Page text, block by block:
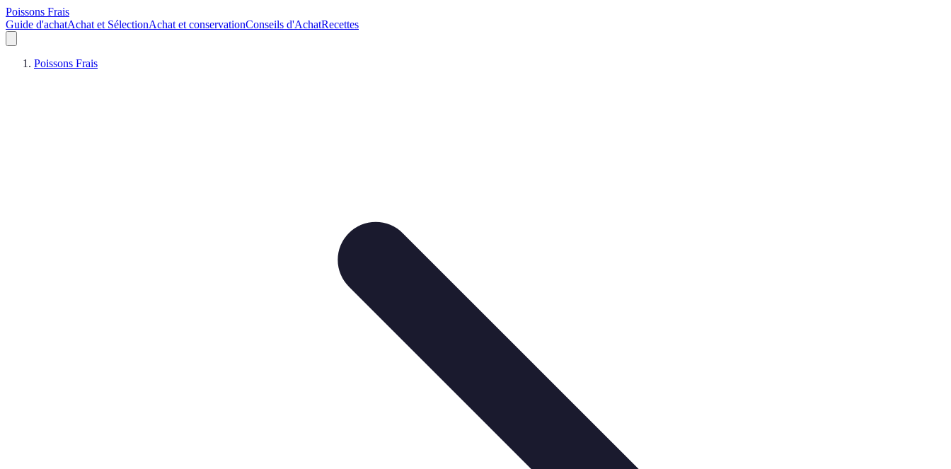
Poissons Frais
Guide d'achatAchat et SélectionAchat et conservationConseils d'AchatRecettes
Poissons Frais